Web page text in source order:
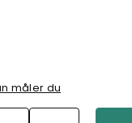
måler du